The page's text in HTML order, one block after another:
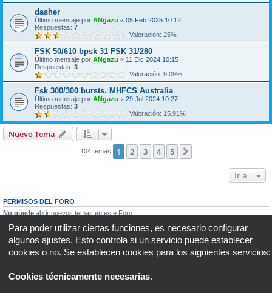
dasher
Último mensaje por ANgazu « 05 Feb 2025 10:12
Respuestas: 7
Valoración: 25%
FSK 50/610 bpsk 31 FSK 31/280
Último mensaje por ANgazu « 11 Dic 2024 10:15
Respuestas: 3
Valoración: 9.09%
Fsk 300/300 bursts. MHFCS Australia
Último mensaje por ANgazu « 29 Jul 2024 10:27
Respuestas: 3
Valoración: 15.91%
Nuevo Tema
104 temas 1 2 3 4 5
Ir a
PERMISOS DEL FORO
No puede abrir nuevos temas en este Foro
No puedeeditar sus mensajes en este Foro
No puedeborrar sus mensajes en este Foro
No puede
enviar adjuntos en este Foro
Para poder utilizar ciertas funciones, es necesario configurar
algunos ajustes. Esto controla si un servicio puede establecer
cookies o no. Se establecen cookies para los siguientes servicios:
Cookies técnicamente necesarias.